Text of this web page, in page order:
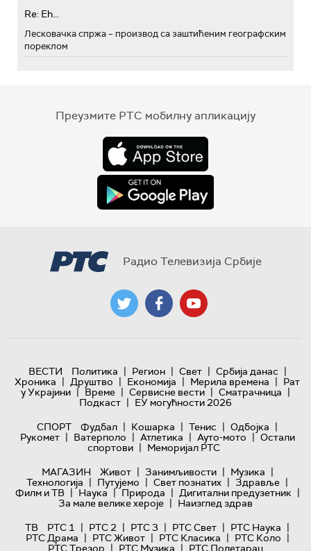
Re: Eh...
Лесковачка спржа – производ са заштићеним географским
пореклом
Преузмите РТС мобилну апликацију
Радио Телевизија Србије
ВЕСТИ Политика | Регион | Свет | Србија данас |
Хроника | Друштво | Економија | Мерила времена | Рат
у Украјини | Време | Сервисне вести | Сматрачница |
Подкаст | ЕУ могућности 2026
СПОРТ
Фудбал | Кошарка | Тенис | Одбојка |
Рукомет | Ватерполо | Атлетика | Ауто-мото | Остали
спортови | Меморијал РТС
МАГАЗИН
Живот | Занимљивости | Музика |
Технологијa | Путујемо | Свет познатих | Здравље |
Филм и ТВ | Наука | Природа | Дигитални предузетник |
За мале велике хероје | Наизглед здрав
ТВ
РТС 1 | РТС 2 | РТС 3 | РТС Свет | РТС Наука |
РТС Драма | РТС Живот | РТС Класика | РТС Коло |
РТС Трезор РТС Музика РТС Полетарац